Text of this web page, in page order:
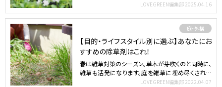
LOVEGREEN編集部 2025.04.16
庭・外構
【目的・ライフスタイル別に選ぶ】あなたにお
すすめの除草剤はこれ！
春は雑草対策のシーズン。草木が芽吹くのと同時に、
雑草も活発になります。庭を雑草に埋め尽くされる
LOVEGREEN編集部 2022.04.07